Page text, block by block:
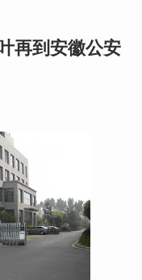
再到安徽公安